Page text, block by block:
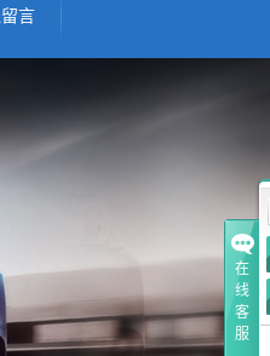
言
在
线
客
服